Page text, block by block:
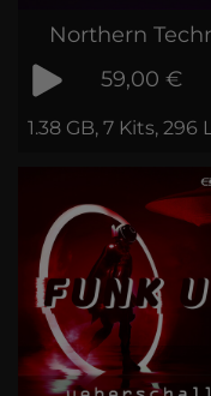
Northern
59,00 €
1.38 GB, 7 Kits,